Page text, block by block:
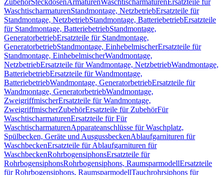
ZubehörSteckdosenArmaturenWaschtischarmaturen Ersatzteile für
WaschtischarmaturenStandmontage, NetzbetriebErsatzteile für
Standmontage, NetzbetriebStandmontage, BatteriebetriebErsatzteile
für Standmontage, BatteriebetriebStandmontage,
GeneratorbetriebErsatzteile für Standmontage,
GeneratorbetriebStandmontage, EinhebelmischerErsatzteile für
Standmontage, EinhebelmischerWandmontage,
NetzbetriebErsatzteile für Wandmontage, NetzbetriebWandmontage,
BatteriebetriebErsatzteile für Wandmontage,
BatteriebetriebWandmontage, GeneratorbetriebErsatzteile für
Wandmontage, GeneratorbetriebWandmontage,
ZweigriffmischerErsatzteile für Wandmontage,
ZweigriffmischerZubehörErsatzteile für ZubehörFür
WaschtischarmaturenErsatzteile für Für
WaschtischarmaturenApparateanschlüsse für Waschplatz,
Spülbecken, Geräte und AusgussbeckenAblaufgarnituren für
WaschbeckenErsatzteile für Ablaufgarnituren für
WaschbeckenRohrbogensiphonsErsatzteile für
RohrbogensiphonsRohrbogensiphons, RaumsparmodellErsatzteile
für Rohrbogensiphons, RaumsparmodellTauchrohrsiphons für